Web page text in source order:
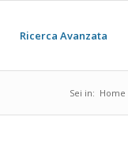
Ricerca Avanzata
Sei in: Home